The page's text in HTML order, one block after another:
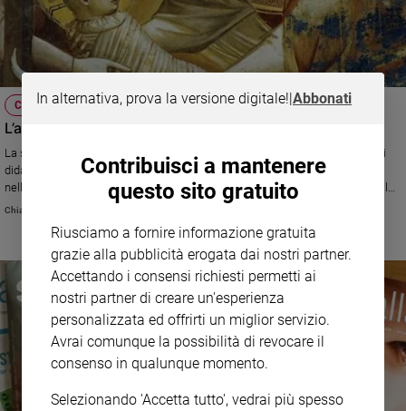
CONVEGNO MPV (3- 5 NOVEMBRE)
L’arte come linguaggio per dire “sì” alla vita
La storica dell'arte Marzia Garuti dell’Associazione Amici musei fiorentini
didattica ci racconta la meraviglia della gravidanza e della maternità
nell’arte che è il tema dell’intervento d'apertura del 43° convegno nazionale
del Movimento per la vita di Firenze in programma dal 3 al 5 novembre
Chiara Pelizzoni
In alternativa, prova la versione digitale!|Abbonati
Contribuisci a mantenere
questo sito gratuito
Riusciamo a fornire informazione gratuita
grazie alla pubblicità erogata dai nostri partner.
Accettando i consensi richiesti permetti ai
nostri partner di creare un'esperienza
personalizzata ed offrirti un miglior servizio.
Avrai comunque la possibilità di revocare il
consenso in qualunque momento.
Selezionando 'Accetta tutto', vedrai più spesso